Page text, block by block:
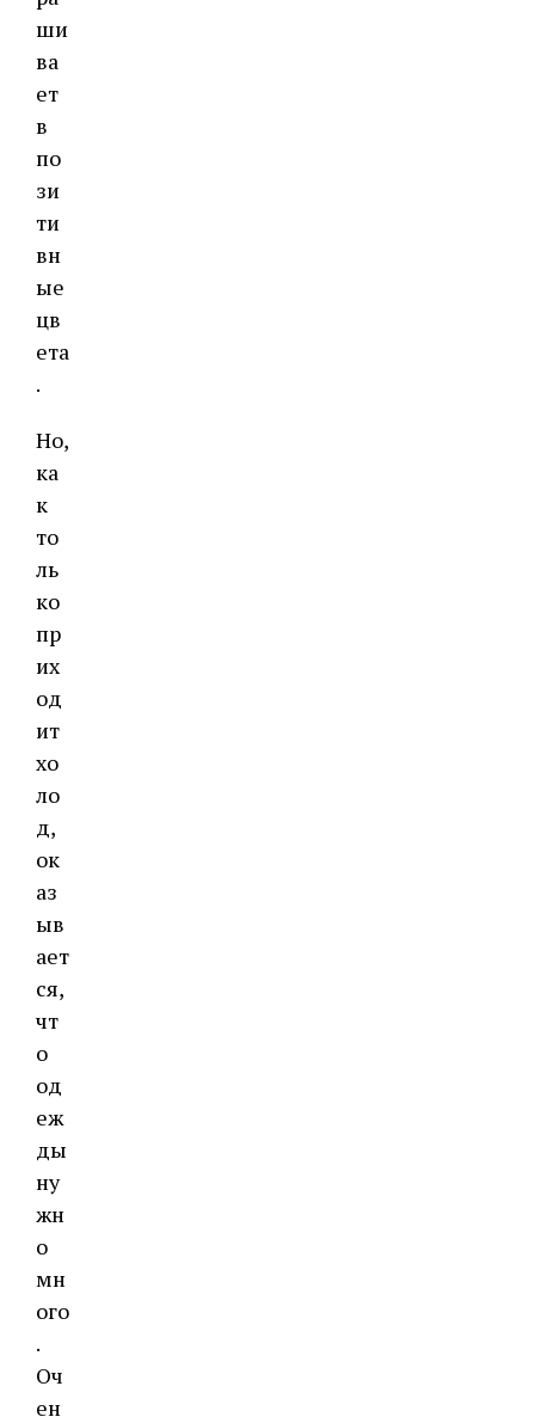
ши
ва
ет
в
по
зи
ти
вн
ые
цв
ета
.
Но,
ка
к
то
ль
ко
пр
их
од
ит
хо
ло
д,
ок
аз
ыв
ает
ся,
чт
о
од
еж
ды
ну
жн
о
мн
ого
.
Оч
ен